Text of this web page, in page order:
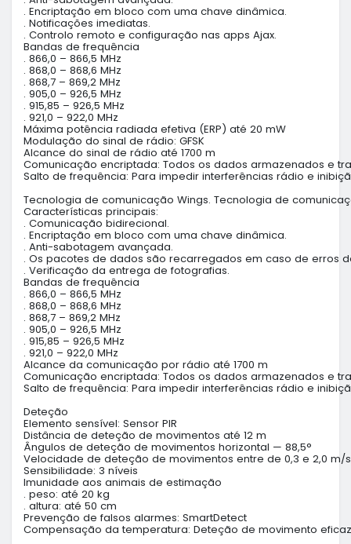
. Encriptação em bloco com uma chave dinâmica.
. Notificações imediatas.
. Controlo remoto e configuração nas apps Ajax.
Bandas de frequência
. 866,0 – 866,5 MHz
. 868,0 – 868,6 MHz
. 868,7 – 869,2 MHz
. 905,0 – 926,5 MHz
. 915,85 – 926,5 MHz
. 921,0 – 922,0 MHz
Máxima potência radiada efetiva (ERP) até 20 mW
Modulação do sinal de rádio: GFSK
Alcance do sinal de rádio até 1700 m
Comunicação encriptada: Todos os dados armazenados e
Salto de frequência: Para impedir interferências rádio e
Tecnologia de comunicação Wings. Tecnologia de
Características principais:
. Comunicação bidirecional.
. Encriptação em bloco com uma chave dinâmica.
. Anti-sabotagem avançada.
. Os pacotes de dados são recarregados em caso de erros
. Verificação da entrega de fotografias.
Bandas de frequência
. 866,0 – 866,5 MHz
. 868,0 – 868,6 MHz
. 868,7 – 869,2 MHz
. 905,0 – 926,5 MHz
. 915,85 – 926,5 MHz
. 921,0 – 922,0 MHz
Alcance da comunicação por rádio até 1700 m
Comunicação encriptada: Todos os dados armazenados e
Salto de frequência: Para impedir interferências rádio e
Deteção
Elemento sensível: Sensor PIR
Distância de deteção de movimentos até 12 m
Ângulos de deteção de movimentos horizontal — 88,5°
Velocidade de deteção de movimentos entre de 0,3 e 2,0 m/s
Sensibilidade: 3 níveis
Imunidade aos animais de estimação
. peso: até 20 kg
. altura: até 50 cm
Prevenção de falsos alarmes: SmartDetect
Compensação da temperatura: Deteção de movimento